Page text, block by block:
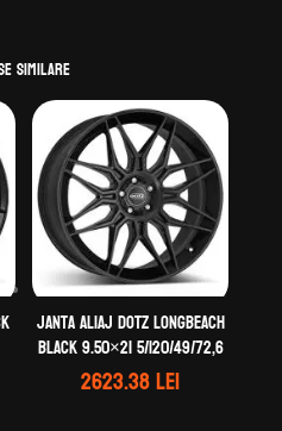
similare
Janta aliaj DOTZ LongBeach
black 9.50×21 5/120/49/72,6
2623.38lei